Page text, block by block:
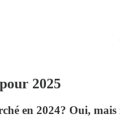
2025
en 2024? Oui,